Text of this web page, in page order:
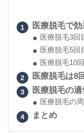
医療脱毛で
医療脱毛3回
医療脱毛5回
医療脱毛10
医療脱毛は8
医療脱毛の
医療脱毛の
まとめ